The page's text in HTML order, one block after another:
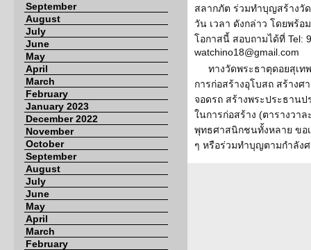
September
August
July
June
May
April
March
February
January 2023
December 2022
November
October
September
August
July
June
May
April
March
February
สลากภัต ร่วมทำบุญสร้างวั
วัน เวลา ดังกล่าว โดยพร้
โอกาสนี้ สอบถามได้ที่ Tel:
watchino18@gmail.com
ทางวัดพระธาตุดอยสุเท
การก่อสร้างอุโบสถ สร้างศ
จอดรถ สร้างพระประธาน
ในการก่อสร้าง (ตารางวา
พุทธศาสนิกชนทั้งหลาย ขอ
ๆ หรือร่วมทำบุญตามกำลัง